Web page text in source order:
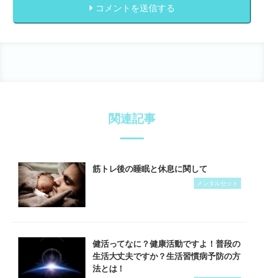
コメントを送信する
関連記事
筋トレ後の睡眠と休息に関して
メンタルセット
健活ってなに？健康活動ですよ！普段の
生活大丈夫ですか？生活習慣病予防の方
法とは！